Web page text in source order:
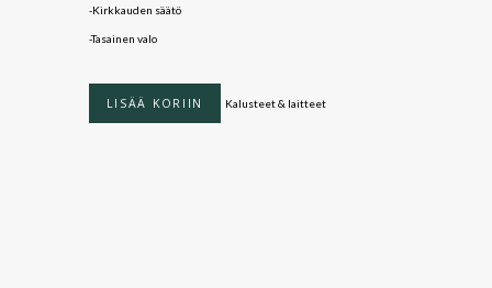
-Kirkkauden säätö
-Tasainen valo
LISÄÄ KORIIN Kalusteet & laitteet